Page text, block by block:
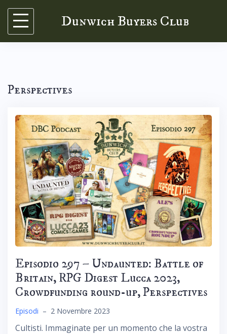
Skip
content
Dunwich Buyers Club
Perspectives
Episodio 297 – Undaunted: Battle of
Britain, RPG Digest Lucca 2023,
Crowdfunding round-up, Perspectives
Episodi – 2 Novembre 2023
Cultisti. Immaginate per un momento che la vostra